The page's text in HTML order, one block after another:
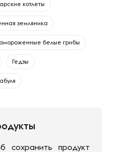
котлеты
земляника
белые грибы
Гедзы
сохранить продукт